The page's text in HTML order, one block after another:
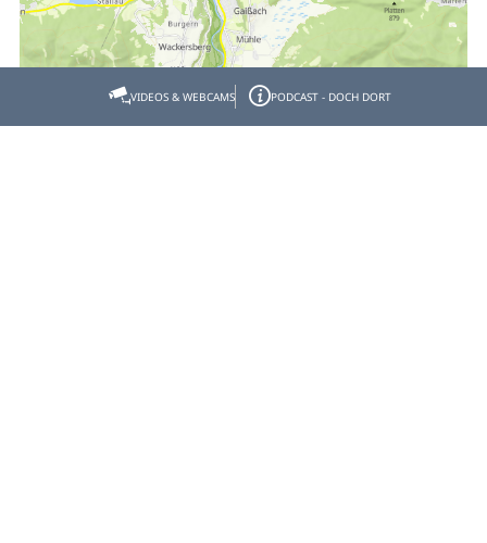
VIDEOS & WEBCAMS PODCAST - DOCH DORT